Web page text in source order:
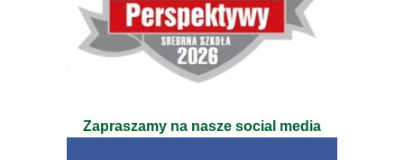
Zapraszamy na nasze social media